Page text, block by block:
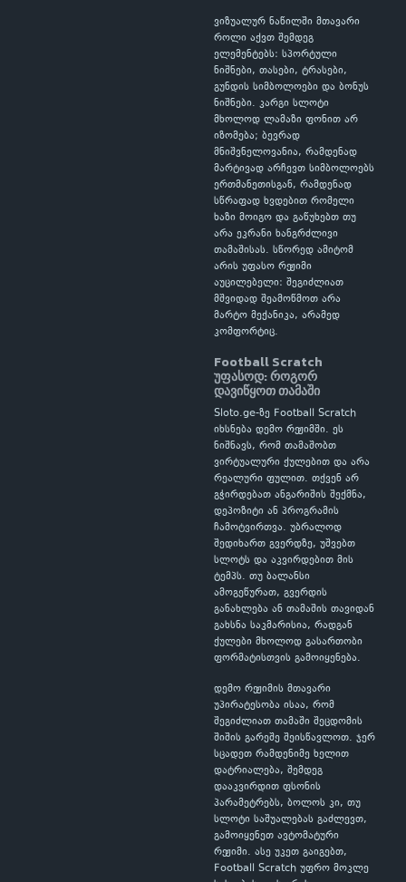
ვიზუალურ ნაწილში მთავარი
როლი აქვთ შემდეგ
ელემენტებს: სპორტული
ნიშნები, თასები, ტრასები,
გუნდის სიმბოლოები და ბონუს
ნიშნები. კარგი სლოტი
მხოლოდ ლამაზი ფონით არ
იზომება; ბევრად
მნიშვნელოვანია, რამდენად
მარტივად არჩევთ სიმბოლოებს
ერთმანეთისგან, რამდენად
სწრაფად ხვდებით რომელი
ხაზი მოიგო და გაწუხებთ თუ
არა ეკრანი ხანგრძლივი
თამაშისას. სწორედ ამიტომ
არის უფასო რეჟიმი
აუცილებელი: შეგიძლიათ
მშვიდად შეამოწმოთ არა
მარტო მექანიკა, არამედ
კომფორტიც.
Football Scratch
უფასოდ: როგორ
დავიწყოთ თამაში
Sloto.ge-ზე Football Scratch
იხსნება დემო რეჟიმში. ეს
ნიშნავს, რომ თამაშობთ
ვირტუალური ქულებით და არა
რეალური ფულით. თქვენ არ
გჭირდებათ ანგარიშის შექმნა,
დეპოზიტი ან პროგრამის
ჩამოტვირთვა. უბრალოდ
შედიხართ გვერდზე, უშვებთ
სლოტს და აკვირდებით მის
ტემპს. თუ ბალანსი
ამოგეწურათ, გვერდის
განახლება ან თამაშის თავიდან
გახსნა საკმარისია, რადგან
ქულები მხოლოდ გასართობი
ფორმატისთვის გამოიყენება.
დემო რეჟიმის მთავარი
უპირატესობა ისაა, რომ
შეგიძლიათ თამაში შეცდომის
შიშის გარეშე შეისწავლოთ. ჯერ
სცადეთ რამდენიმე ხელით
დატრიალება, შემდეგ
დააკვირდით ფსონის
პარამეტრებს, ბოლოს კი, თუ
სლოტი საშუალებას გაძლევთ,
გამოიყენეთ ავტომატური
რეჟიმი. ასე უკეთ გაიგებთ,
Football Scratch უფრო მოკლე